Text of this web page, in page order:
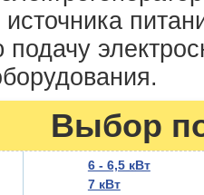
источника
Выбор
6 - 6,5 кВт
7 кВт